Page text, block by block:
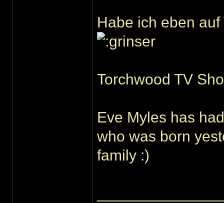
Habe ich eben
Eve Myles has
who was born
family :)